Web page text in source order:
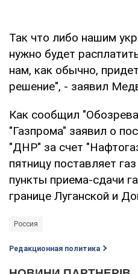
Так что либо нашим
нужно будет
нам, как обычно,
решение", - заявил
Как сообщил
"Газпрома" заявил о
"ДНР" за счет
пятницу поставляет
пункты приема-сдачи
границе Луганской и
Россия
Редакционная политика